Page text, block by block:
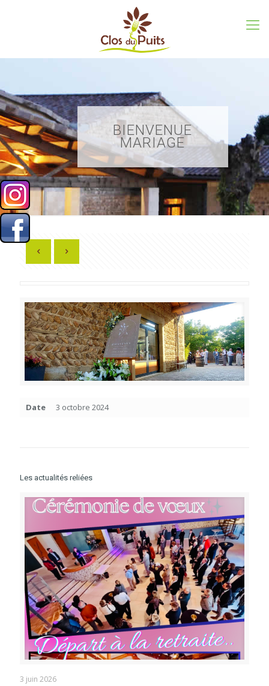
BIENVENUE
MARIAGE
Date 3 octobre 2024
Les actualités reliées
3 juin 2026